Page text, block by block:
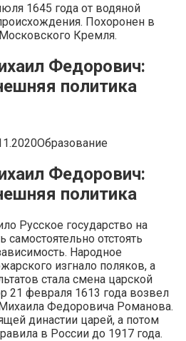
1645 года от водяной
Похоронен в
Кремля.
Федорович:
политика
Федорович:
политика
Русское государство на
самостоятельно отстоять
Народное
изгнало поляков, а
стала смена царской
21 февраля 1613 года возвел
Федоровича Романова.
династии царей, а потом
в России до 1917 года.